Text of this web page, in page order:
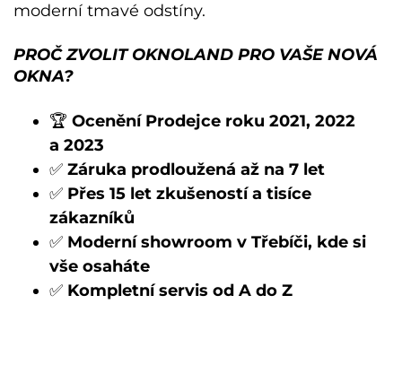
moderní tmavé odstíny.
PROČ ZVOLIT OKNOLAND PRO VAŠE NOVÁ
OKNA?
🏆 Ocenění Prodejce roku 2021, 2022
a 2023
✅ Záruka prodloužená až na 7 let
✅ Přes 15 let zkušeností a tisíce
zákazníků
✅ Moderní showroom v Třebíči, kde si
vše osaháte
✅ Kompletní servis od A do Z